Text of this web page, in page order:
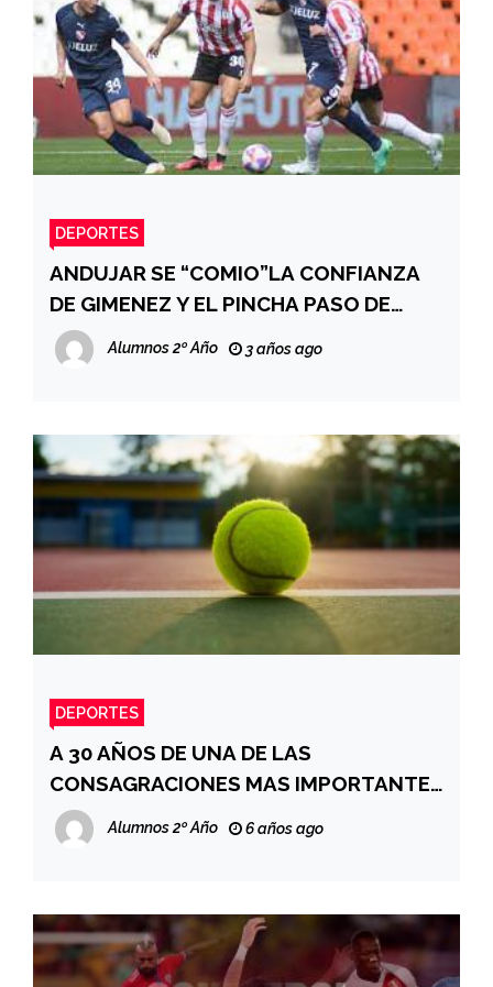
DEPORTES
ANDUJAR SE “COMIO”LA CONFIANZA
DE GIMENEZ Y EL PINCHA PASO DE
RONDA
Alumnos 2º Año 3 años ago
DEPORTES
A 30 AÑOS DE UNA DE LAS
CONSAGRACIONES MAS IMPORTANTE
DEL TENIS ARGENTINO
Alumnos 2º Año 6 años ago